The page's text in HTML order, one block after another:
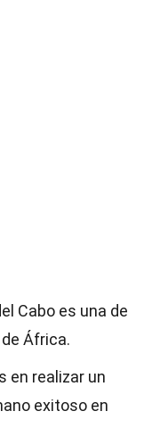
Cabo es una de
África.
en realizar un
exitoso en